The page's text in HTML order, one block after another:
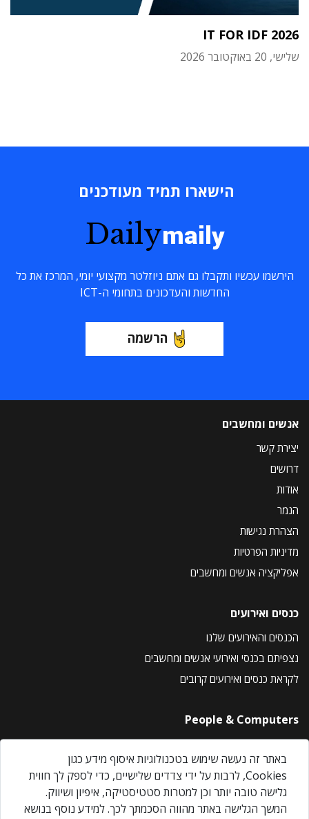
IT FOR IDF 2026
שלישי, 20 באוקטובר 2026
הישארו תמיד מעודכנים
Dailymaily
הירשמו עכשיו ותקבלו גם אתם ניוזלטר מקצועי יומי, המרכז את כל
החדשות והעדכונים בתחומי ה-ICT
הרשמה
אנשים ומחשבים
יצירת קשר
דרושים
אודות
הנמר
הצהרת נגישות
מדיניות הפרטיות
אפליקציה אנשים ומחשבים
כנסים ואירועים
הכנסים והאירועים שלנו
נצפיתם בכנסי ואירועי אנשים ומחשבים
לקראת כנסים ואירועים קרובים
People & Computers
About Us
Privacy Policy
Contact Us
Our Events
באתר זה נעשה שימוש בטכנולוגיות איסוף מידע כגון
Cookies, לרבות על ידי צדדים שלישיים, כדי לספק לך חווית
גלישה טובה יותר וכן למטרות סטטיסטיקה, איפיון ושיווק.
המשך הגלישה באתר מהווה הסכמתך לכך. למידע נוסף בנושא